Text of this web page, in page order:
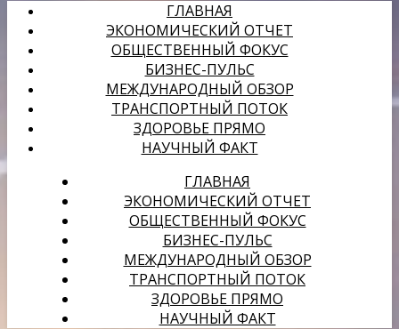
ГЛАВНАЯ
ЭКОНОМИЧЕСКИЙ ОТЧЕТ
ОБЩЕСТВЕННЫЙ ФОКУС
БИЗНЕС-ПУЛЬС
МЕЖДУНАРОДНЫЙ ОБЗОР
ТРАНСПОРТНЫЙ ПОТОК
ЗДОРОВЬЕ ПРЯМО
НАУЧНЫЙ ФАКТ
ГЛАВНАЯ
ЭКОНОМИЧЕСКИЙ ОТЧЕТ
ОБЩЕСТВЕННЫЙ ФОКУС
БИЗНЕС-ПУЛЬС
МЕЖДУНАРОДНЫЙ ОБЗОР
ТРАНСПОРТНЫЙ ПОТОК
ЗДОРОВЬЕ ПРЯМО
НАУЧНЫЙ ФАКТ